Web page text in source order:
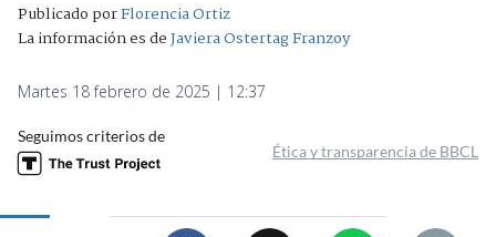
Publicado porFlorencia Ortiz
La información es deJaviera Ostertag Franzoy
Martes 18 febrero de 2025 | 12:37
Seguimos criterios de
Ética y transparencia de BBCL